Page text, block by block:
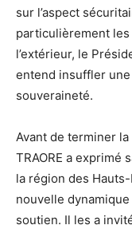
sur l’aspect
particulièrement
l’extérieur, le
entend insuffler
souveraineté.
Avant de terminer
TRAORE a exprimé
la région des
nouvelle
soutien. Il les a